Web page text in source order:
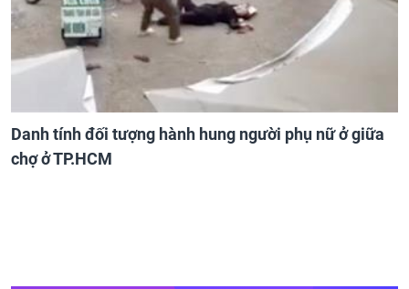
Danh tính đối tượng hành hung người phụ nữ ở giữa
chợ ở TP.HCM